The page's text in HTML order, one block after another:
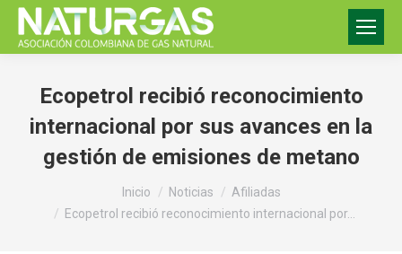
Ecopetrol recibió reconocimiento
internacional por sus avances en la
gestión de emisiones de metano
Inicio Noticias
Afiliadas
Ecopetrol recibió reconocimiento internacional por…